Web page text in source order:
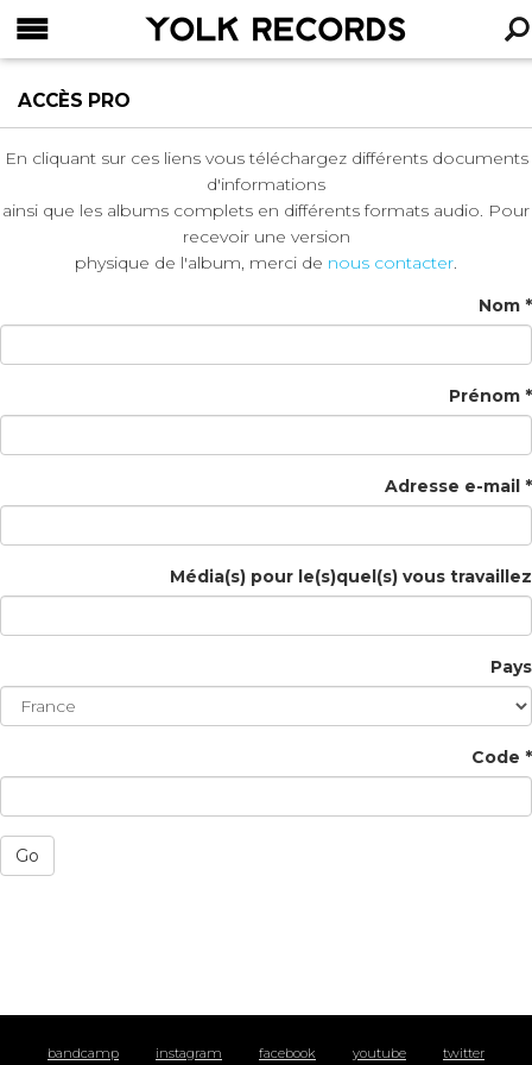
ACCÈS PRO
En cliquant sur ces liens vous téléchargez différents documents
d'informations
ainsi que les albums complets en différents formats audio. Pour
recevoir une version
physique de l'album, merci de nous contacter.
Nom *
Prénom *
Adresse e-mail *
Média(s) pour le(s)quel(s) vous travaillez
Pays
Code *
Go
bandcamp instagram facebook youtube twitter